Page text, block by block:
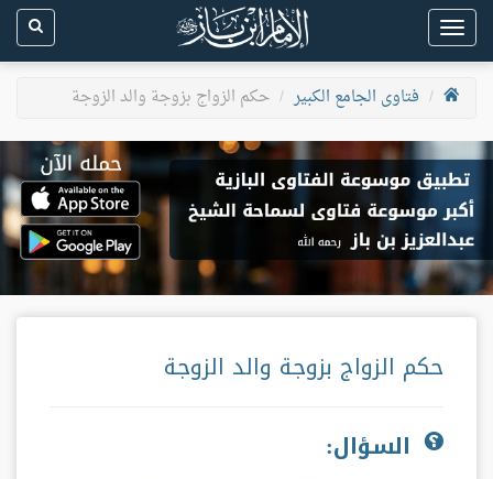
Toggle
navigation
فتاوى الجامع الكبير
حكم الزواج بزوجة والد الزوجة
حكم الزواج بزوجة والد الزوجة
السؤال: